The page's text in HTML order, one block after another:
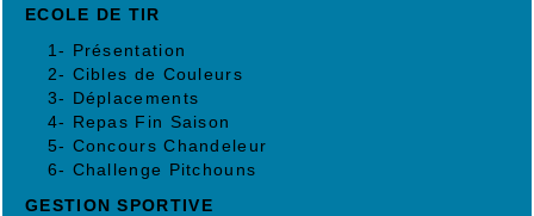
ECOLE DE TIR
1- Présentation
2- Cibles de Couleurs
3- Déplacements
4- Repas Fin Saison
5- Concours Chandeleur
6- Challenge Pitchouns
GESTION SPORTIVE